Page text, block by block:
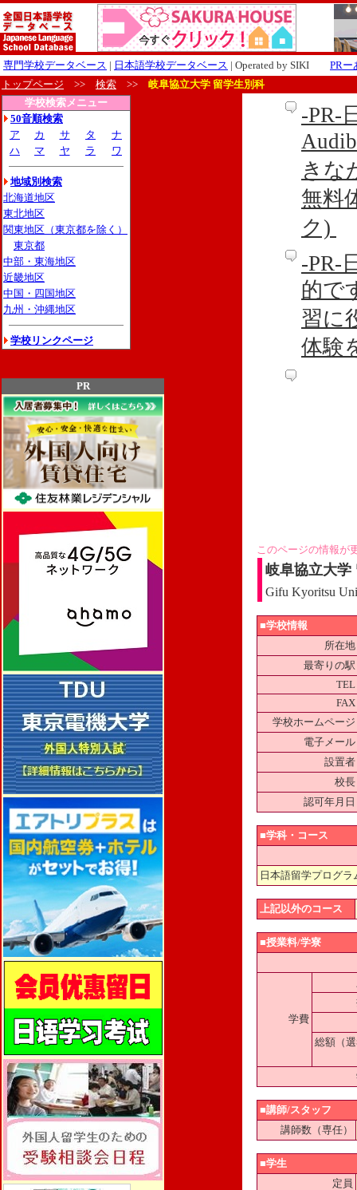
専門学校データベース | 日本語学校データベース | Operated by SIKI PRー
トップページ >> 検索 >> 岐阜協立大学 留学生別科
学校検索メニュー
50音順検索
ア
カ サ タ
ナ
ハ
マ ヤ ラ ワ
地域別検索
北海道地区
東北地区
関東地区（東京都を除く）
東京都
中部・東海地区
近畿地区
中国・四国地区
九州・沖縄地区
学校リンクページ
PR
-PR-
きな
無料
ク)
-PR-
的で
習に
体験
このページの情報が
岐阜協立大学
Gifu Kyoritsu
■学校情報
所在地
最寄りの駅
TEL
FAX
学校ホームページ
電子メール
設置者
校長
認可年月日
■学科・コース
日本語留学プログラ
上記以外のコース
■授業料/学寮
学費
総額（
■講師/スタッフ
講師数（専任）
■学生
定員